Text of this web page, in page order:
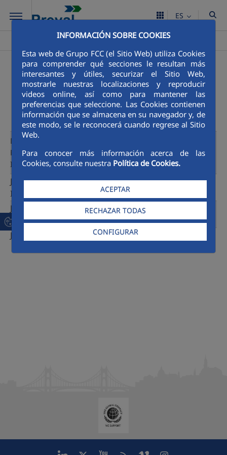
Saltar al contenido principal
INFORMACIÓN SOBRE COOKIES
Esta web de Grupo FCC (el Sitio Web) utiliza Cookies
para comprender qué secciones le resultan más
interesantes y útiles, securizar el Sitio Web,
mostrarle nuestras localizaciones y reproducir
videos online, así como para mantener las
preferencias que seleccione. Las Cookies contienen
información que se almacena en su navegador y, de
este modo, se le reconocerá cuando regrese al Sitio
Web.
Para conocer más información acerca de las
Cookies, consulte nuestra Política de Cookies.
ACEPTAR
RECHAZAR TODAS
CONFIGURAR
ES
Área Corporativa Organización Equipo
Equipo
Director de Operaciones
Parque de Maquinaria e
Industrial
Carlos Pantoja
Jefe de administracción
Industrial
Giovani Ruiz
Jefe de administracción
Parque de Maquinaria
Evelin Mendoza
Jefe de ventas
Roner Cabrera